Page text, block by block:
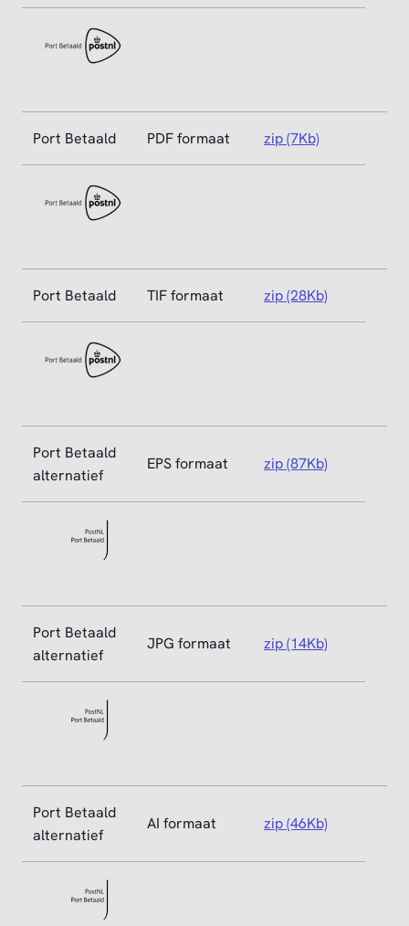
Port Betaald PDF formaat zip (7Kb)
Port Betaald TIF formaat zip (28Kb)
Port Betaald
alternatief
EPS formaat zip (87Kb)
Port Betaald
alternatief
JPG formaat zip (14Kb)
Port Betaald
alternatief
AI formaat zip (46Kb)